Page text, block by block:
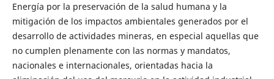
Energía por la preservación de la salud humana y la
mitigación de los impactos ambientales generados por el
desarrollo de actividades mineras, en especial aquellas que
no cumplen plenamente con las normas y mandatos,
nacionales e internacionales, orientadas hacia la